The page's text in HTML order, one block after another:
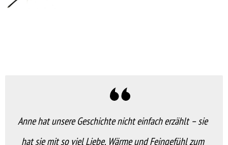
Anne hat unsere Geschichte nicht einfach erzählt – sie
hat sie mit so viel Liebe, Wärme und Feingefühl zum